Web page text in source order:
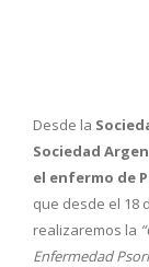
Desde la
Sociedad
el enfermo de
que desde el 18
realizaremos la
Enfermedad